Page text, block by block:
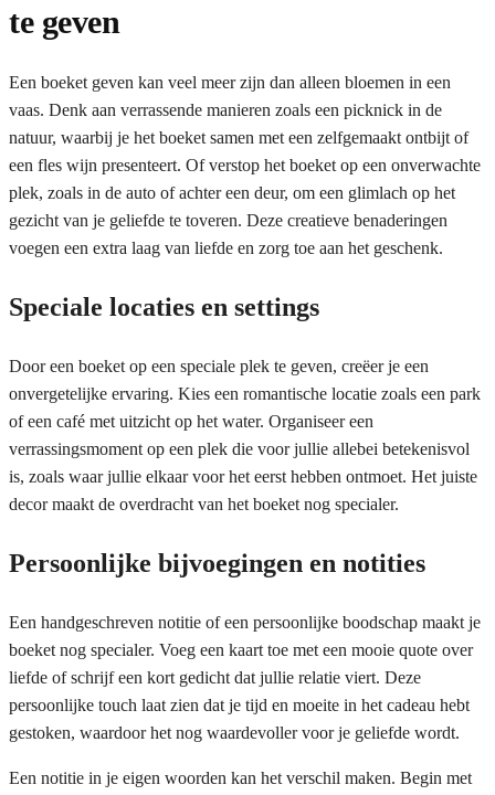
te geven
Een boeket geven kan veel meer zijn dan alleen bloemen in een
vaas. Denk aan verrassende manieren zoals een picknick in de
natuur, waarbij je het boeket samen met een zelfgemaakt ontbijt of
een fles wijn presenteert. Of verstop het boeket op een onverwachte
plek, zoals in de auto of achter een deur, om een glimlach op het
gezicht van je geliefde te toveren. Deze creatieve benaderingen
voegen een extra laag van liefde en zorg toe aan het geschenk.
Speciale locaties en settings
Door een boeket op een speciale plek te geven, creëer je een
onvergetelijke ervaring. Kies een romantische locatie zoals een park
of een café met uitzicht op het water. Organiseer een
verrassingsmoment op een plek die voor jullie allebei betekenisvol
is, zoals waar jullie elkaar voor het eerst hebben ontmoet. Het juiste
decor maakt de overdracht van het boeket nog specialer.
Persoonlijke bijvoegingen en notities
Een handgeschreven notitie of een persoonlijke boodschap maakt je
boeket nog specialer. Voeg een kaart toe met een mooie quote over
liefde of schrijf een kort gedicht dat jullie relatie viert. Deze
persoonlijke touch laat zien dat je tijd en moeite in het cadeau hebt
gestoken, waardoor het nog waardevoller voor je geliefde wordt.
Een notitie in je eigen woorden kan het verschil maken. Begin met